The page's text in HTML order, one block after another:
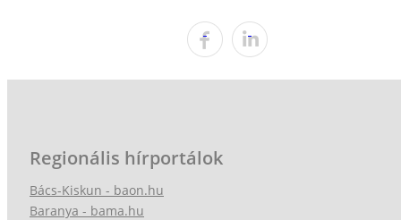
Regionális hírportálok
Bács-Kiskun - baon.hu
Baranya - bama.hu